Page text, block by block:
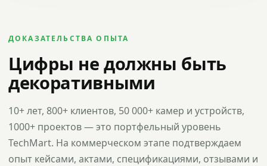
ДОКАЗАТЕЛЬСТВА ОПЫТА
Цифры не должны быть
декоративными
10+ лет, 800+ клиентов, 50 000+ камер и устройств,
1000+ проектов — это портфельный уровень
TechMart. На коммерческом этапе подтверждаем
опыт кейсами, актами, спецификациями, отзывами и